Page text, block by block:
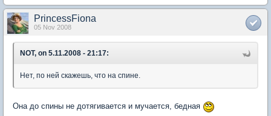
PrincessFiona
05 Nov 2008
NOT, on 5.11.2008 - 21:17:
Нет, по ней скажешь, что на спине.
Она до спины не дотягивается и мучается, бедная